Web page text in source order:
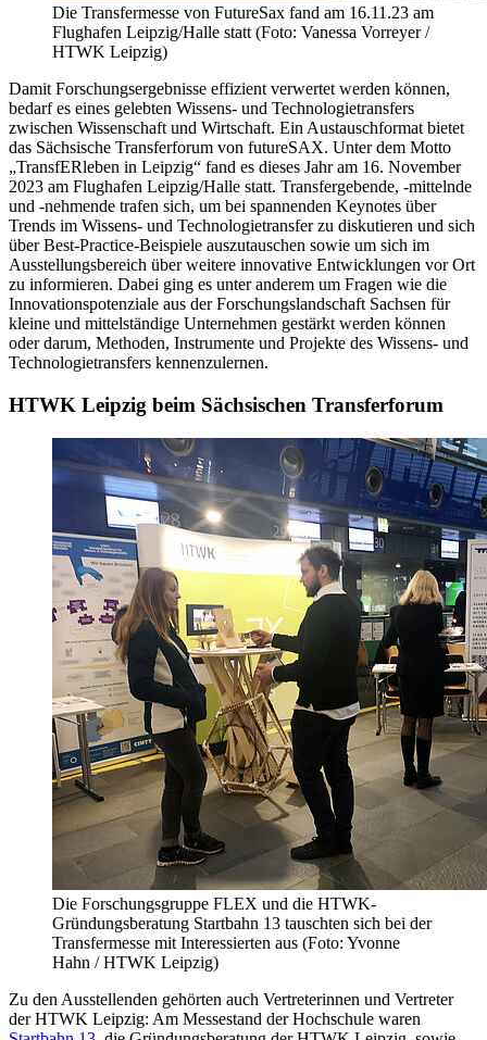
Die Transfermesse von FutureSax fand am 16.11.23 am
Flughafen Leipzig/Halle statt (Foto: Vanessa Vorreyer /
HTWK Leipzig)
Damit Forschungsergebnisse effizient verwertet werden können,
bedarf es eines gelebten Wissens- und Technologietransfers
zwischen Wissenschaft und Wirtschaft. Ein Austauschformat bietet
das Sächsische Transferforum von futureSAX. Unter dem Motto
„TransfERleben in Leipzig“ fand es dieses Jahr am 16. November
2023 am Flughafen Leipzig/Halle statt. Transfergebende, -mittelnde
und -nehmende trafen sich, um bei spannenden Keynotes über
Trends im Wissens- und Technologietransfer zu diskutieren und sich
über Best-Practice-Beispiele auszutauschen sowie um sich im
Ausstellungsbereich über weitere innovative Entwicklungen vor Ort
zu informieren. Dabei ging es unter anderem um Fragen wie die
Innovationspotenziale aus der Forschungslandschaft Sachsen für
kleine und mittelständige Unternehmen gestärkt werden können
oder darum, Methoden, Instrumente und Projekte des Wissens- und
Technologietransfers kennenzulernen.
HTWK Leipzig beim Sächsischen Transferforum
Die Forschungsgruppe FLEX und die HTWK-
Gründungsberatung Startbahn 13 tauschten sich bei der
Transfermesse mit Interessierten aus (Foto: Yvonne
Hahn / HTWK Leipzig)
Zu den Ausstellenden gehörten auch Vertreterinnen und Vertreter
der HTWK Leipzig: Am Messestand der Hochschule waren